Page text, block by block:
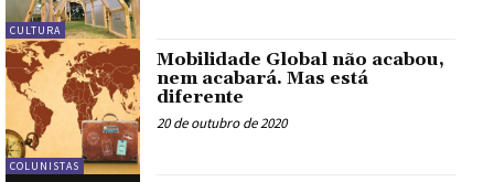
CULTURA
COLUNISTAS
Mobilidade Global não acabou,
nem acabará. Mas está
diferente
20 de outubro de 2020